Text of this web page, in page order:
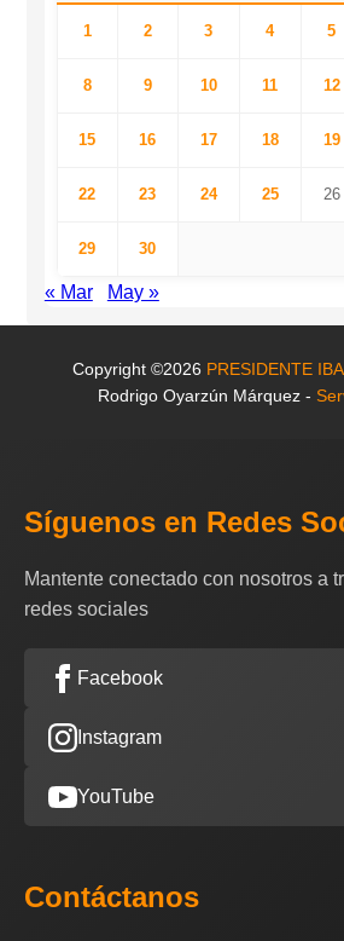
1 2 3 4 5
8 9 10 11 12
15 16 17 18 19
22 23 24 25 26
29 30
« Mar May »
Copyright ©2026 PRESIDENTE
Rodrigo Oyarzún Márquez -
Síguenos en Redes
Mantente conectado con nosotros a
redes sociales
Facebook
Instagram
YouTube
Contáctanos